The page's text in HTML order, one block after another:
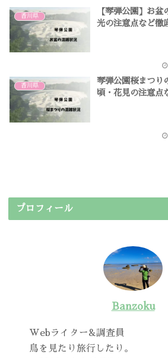
香川県
【琴弾公園】お
光の注意点など徹
香川県
琴弾公園桜まつり
頃・花見の注意点
プロフィール
Banzoku
Webライター&調査員
鳥を見たり旅行したり。